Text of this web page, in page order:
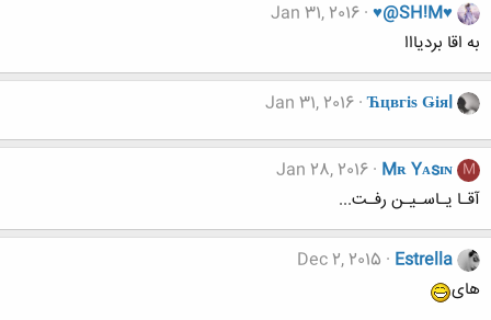
♥@SH!M♥
Jan 31, 2016
به اقا بردیااا
Ћцвгіѕ Ǥіяl
Jan 31, 2016
M
Mʀ Yᴀsɪɴ
Jan 28, 2016
آقـا یـاسـیـن رفـت...
Estrella
Dec 2, 2015
های